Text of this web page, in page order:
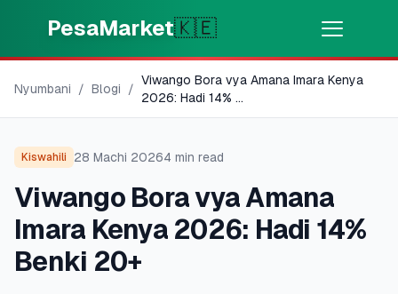
PesaMarket🇰🇪
⚡Pesa Sasa
🌍CHAGUA NCHI
🇰🇪Kenya
💳 BIDHAA
Nyumbani / Blogi /
Viwango Bora vya Amana Imara Kenya
2026: Hadi 14% ...
Kiswahili 28 Machi 20264 min read
Viwango Bora vya Amana
Imara Kenya 2026: Hadi 14%
Benki 20+